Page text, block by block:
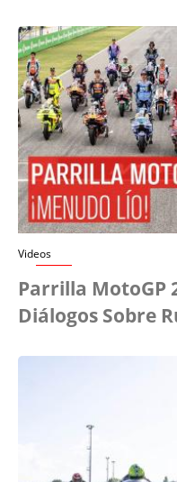
Videos
Parrilla MotoGP
Diálogos Sobre